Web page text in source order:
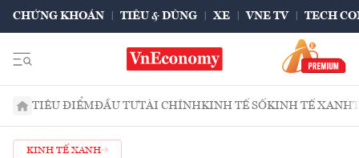
CHỨNG KHOÁN TIÊU & DÙNG XE VNE TV TECH
TIÊU ĐIỂMĐẦU TƯTÀI CHÍNHKINH TẾ SỐKINH TẾ XANH
KINH TẾ XANH